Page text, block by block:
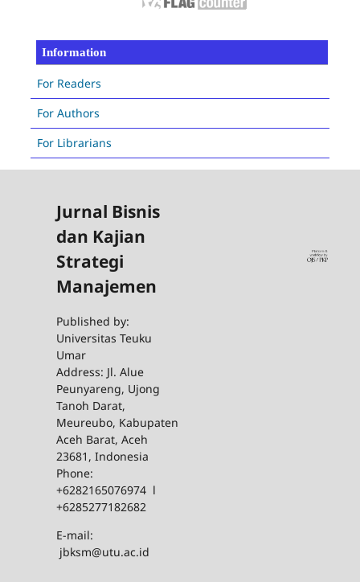
Information
For Readers
For Authors
For Librarians
Jurnal Bisnis
dan Kajian
Strategi
Manajemen
Published by:
Universitas Teuku
Umar
Address: Jl. Alue
Peunyareng, Ujong
Tanoh Darat,
Meureubo, Kabupaten
Aceh Barat, Aceh
23681, Indonesia
Phone:
+6282165076974 l
+6285277182682
E-mail:
jbksm@utu.ac.id